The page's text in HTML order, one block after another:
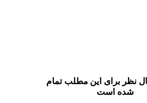
نظر برای این مطلب تمام
شده است